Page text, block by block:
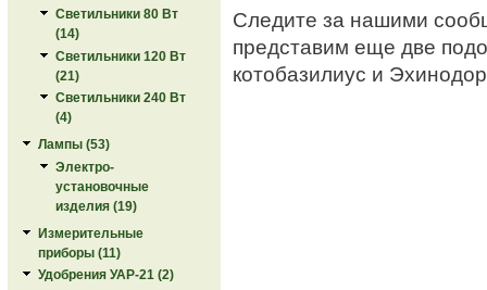
Светильники 80 Вт
(14)
Светильники 120 Вт
(21)
Светильники 240 Вт
(4)
Лампы (53)
Электро-
установочные
изделия (19)
Измерительные
приборы (11)
Удобрения УАР-21 (2)
Следите за нашими
представим еще две
котобазилиус и